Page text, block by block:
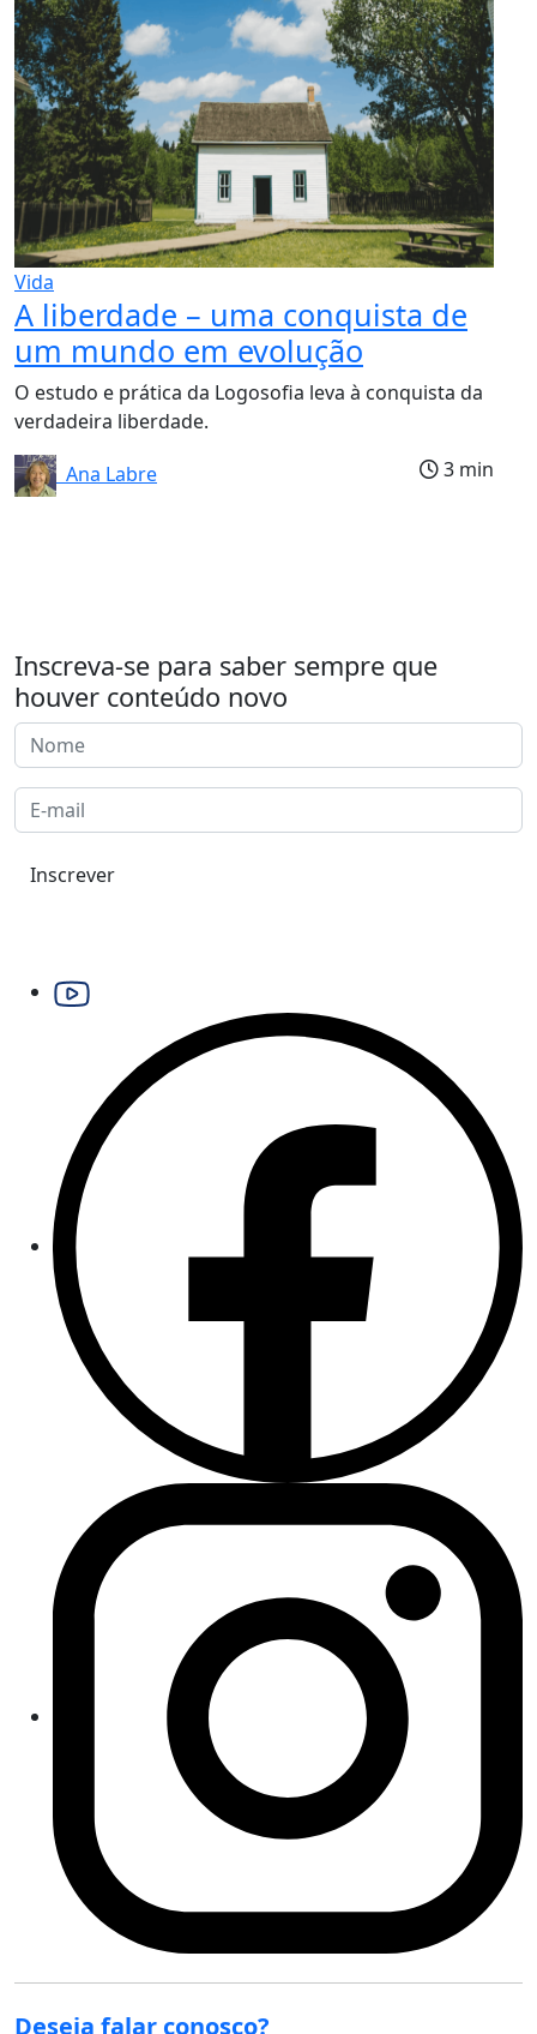
Vida
A liberdade – uma conquista de
um mundo em evolução
O estudo e prática da Logosofia leva à conquista da
verdadeira liberdade.
Ana Labre
3 min
Inscreva-se para saber sempre que
houver conteúdo novo
Inscrever
Deseja falar conosco?